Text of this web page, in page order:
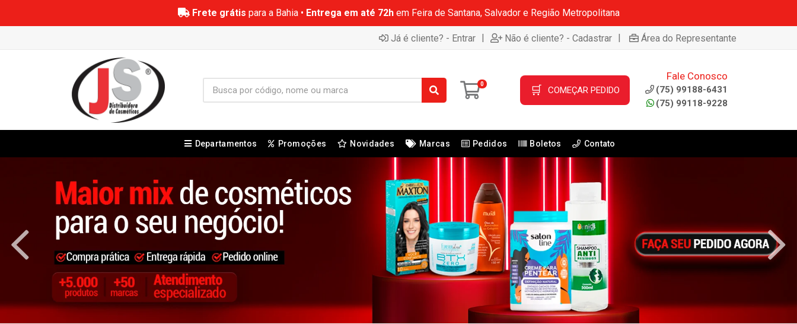
Frete grátis para a Bahia • Entrega em até 72hem Feira de Santana, Salvador e Região Metropolitana
Já é cliente? - Entrar | Não é cliente? - Cadastrar | Área do Representante
0 🛒 COMEÇAR PEDIDO
Fale Conosco
(75) 99188-6431
(75) 99118-9228
Departamentos Promoções Novidades Marcas Pedidos Boletos Contato